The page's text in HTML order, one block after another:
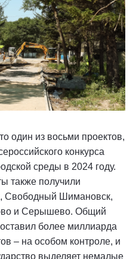
один из восьми проектов,
конкурса
среды в 2024 году.
также получили
Свободный Шимановск,
и Серышево. Общий
более миллиарда
– на особом контроле, и
выделяет немалые